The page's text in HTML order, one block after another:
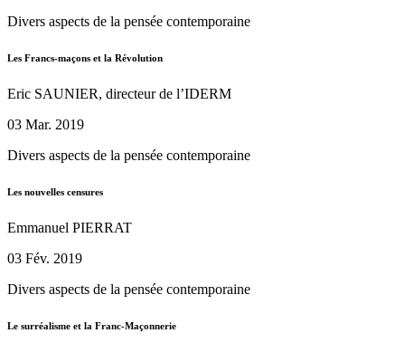
Divers aspects de la pensée contemporaine
Les Francs-maçons et la Révolution
Eric SAUNIER, directeur de l’IDERM
03 Mar. 2019
Divers aspects de la pensée contemporaine
Les nouvelles censures
Emmanuel PIERRAT
03 Fév. 2019
Divers aspects de la pensée contemporaine
Le surréalisme et la Franc-Maçonnerie